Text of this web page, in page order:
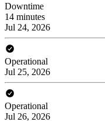
Downtime
14 minutes
Jul 24, 2026
Operational
Jul 25, 2026
Operational
Jul 26, 2026